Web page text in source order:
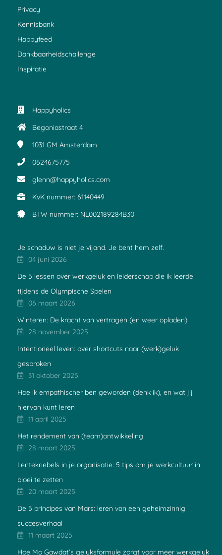
Privacy
Kennisbank
Happyfeed
Dankbaarheidschallenge
Inspiratie
Happyholics
Begoniastraat 4
1031 GM Amsterdam
0624675775
glenn@happyholics.com
KvK nummer: 61140449
BTW nummer: NL002189284B30
Je schaduw is niet je vijand. Je bent hem zelf.
04 juni 2026
De 5 lessen over werkgeluk en leiderschap die ik leerde
tijdens de Olympische Spelen
06 maart 2026
Winteren: De kracht van vertragen (en weer opladen)
28 november 2025
Intentioneel leven: over shortcuts naar (werk)geluk
gesproken
31 oktober 2025
Hoe ik empathischer ben geworden (denk ik), en wat jij
hiervan kunt leren
11 april 2025
Het rendement van (team)ontwikkeling
28 maart 2025
Lentekriebels in je organisatie: 5 tips om je werkcultuur in
bloei te zetten
20 maart 2025
De 5 principes van Mars: leren van een geheimzinnig
succesverhaal
11 maart 2025
Hoe Mo Gawdat’s geluksformule zorgt voor meer werkgeluk